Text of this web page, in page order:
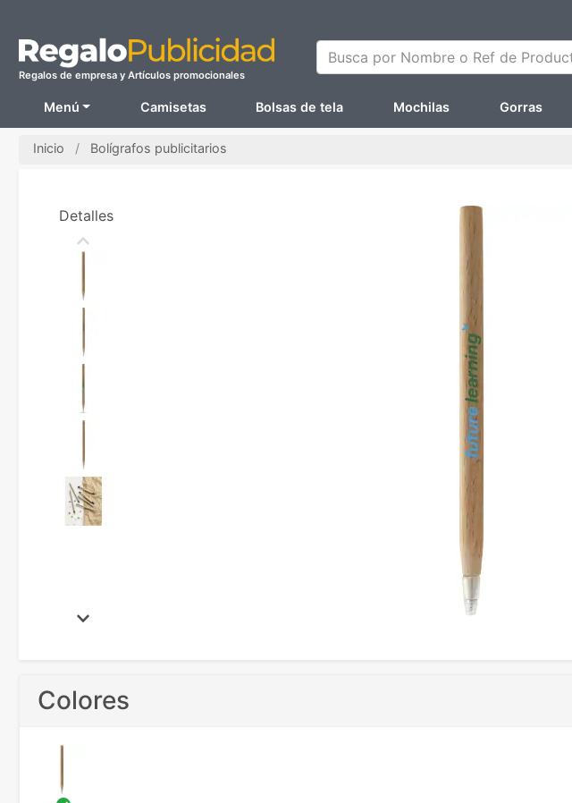
Regalos de empresa y Artículos promocionales
Busca por Nombre o Ref de Producto
Menú Camisetas Bolsas de tela Mochilas Gorras
Inicio Bolígrafos publicitarios
Detalles
Colores